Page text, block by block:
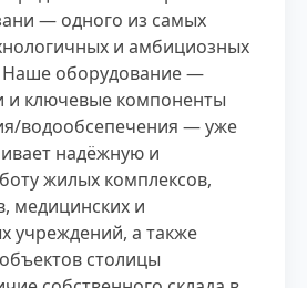
— одного из самых
и амбициозных
Наше оборудование —
и ключевые компоненты
водообсепечения — уже
надёжную и
жилых комплексов,
медицинских и
учреждений, а также
столицы